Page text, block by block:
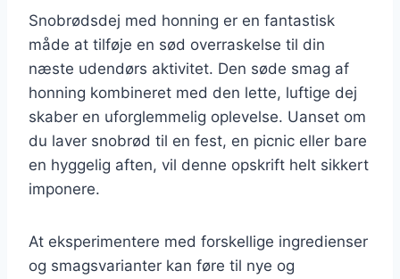
Snobrødsdej med honning er en fantastisk
måde at tilføje en sød overraskelse til din
næste udendørs aktivitet. Den søde smag af
honning kombineret med den lette, luftige dej
skaber en uforglemmelig oplevelse. Uanset om
du laver snobrød til en fest, en picnic eller bare
en hyggelig aften, vil denne opskrift helt sikkert
imponere.
At eksperimentere med forskellige ingredienser
og smagsvarianter kan føre til nye og